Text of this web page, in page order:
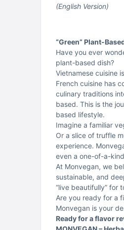
(English Version)
“Green” Plant-
Have you ever
plant-based dish?
Vietnamese cuisine
French cuisine has
culinary traditions
based. This is the
based lifestyle.
Imagine a familiar
Or a slice of truffle
experience.
even a one-of-a-
At Monvegan, we
sustainable, and
“live beautifully” for
Are you ready for a
Monvegan is your
Ready for a flavor